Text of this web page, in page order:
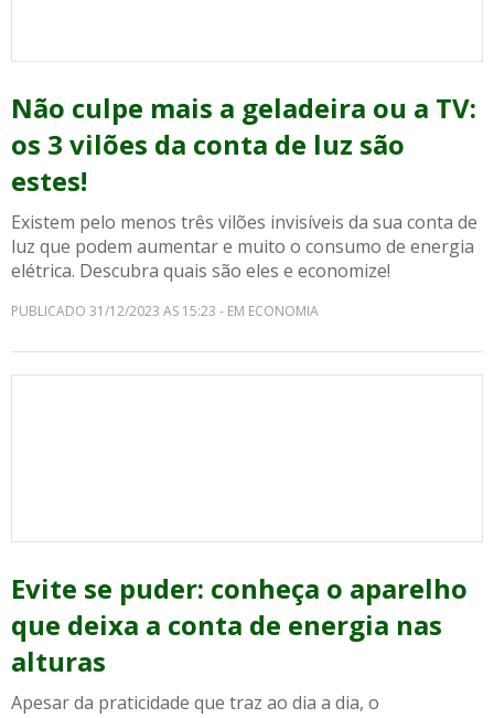
Não culpe mais a geladeira ou a TV:
os 3 vilões da conta de luz são
estes!
Existem pelo menos três vilões invisíveis da sua conta de
luz que podem aumentar e muito o consumo de energia
elétrica. Descubra quais são eles e economize!
PUBLICADO 31/12/2023 AS 15:23 - EM ECONOMIA
Evite se puder: conheça o aparelho
que deixa a conta de energia nas
alturas
Apesar da praticidade que traz ao dia a dia, o